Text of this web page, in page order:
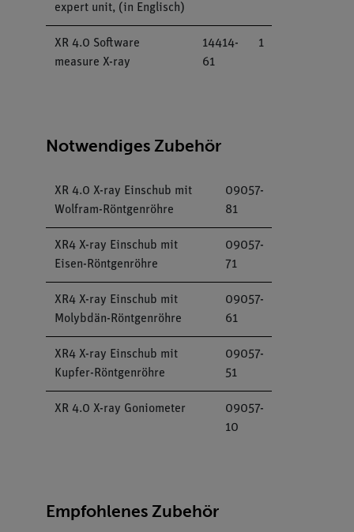
expert unit, (in Englisch)
XR 4.0 Software
measure X-ray
14414-
61
1
Notwendiges Zubehör
XR 4.0 X-ray Einschub mit
Wolfram-Röntgenröhre
09057-
81
XR4 X-ray Einschub mit
Eisen-Röntgenröhre
09057-
71
XR4 X-ray Einschub mit
Molybdän-Röntgenröhre
09057-
61
XR4 X-ray Einschub mit
Kupfer-Röntgenröhre
09057-
51
XR 4.0 X-ray Goniometer
09057-
10
Empfohlenes Zubehör